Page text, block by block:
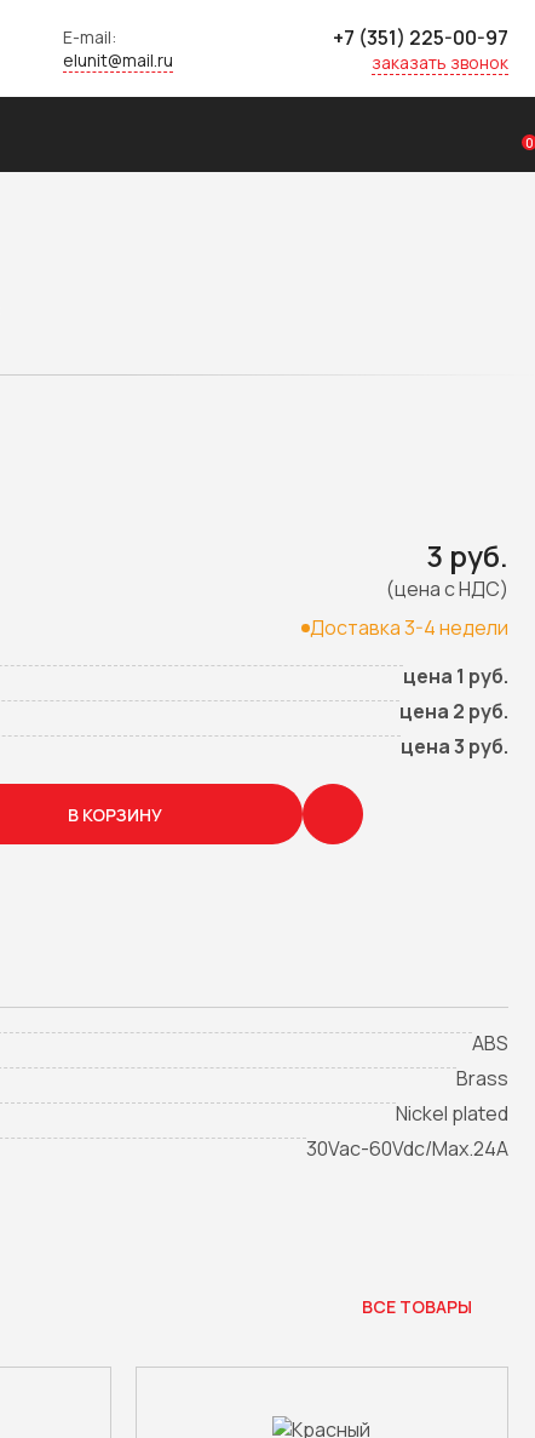
E-mail:
elunit@mail.ru
+7 (351) 225-00-97
заказать звонок
0
3 руб.
(цена с НДС)
Доставка 3-4 недели
цена 1 руб.
цена 2 руб.
цена 3 руб.
В КОРЗИНУ
ABS
Brass
Nickel plated
30Vac-60Vdc/Max.24A
ВСЕ ТОВАРЫ